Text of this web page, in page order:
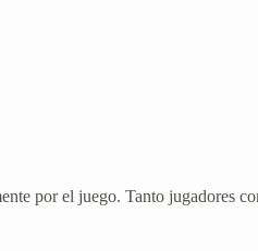
por el juego. Tanto jugadores